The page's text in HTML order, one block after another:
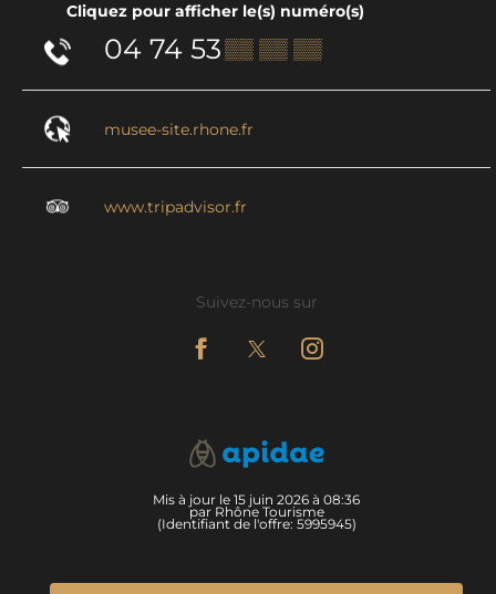
Cliquez pour afficher le(s) numéro(s)
04 74 53▒▒ ▒▒ ▒▒
musee-site.rhone.fr
www.tripadvisor.fr
Suivez-nous sur
Mis à jour le 15 juin 2026 à 08:36
par Rhône Tourisme
(Identifiant de l'offre: 5995945)